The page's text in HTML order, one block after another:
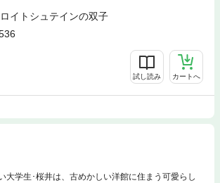
イトシュテインの双子
試し読み カートへ
大学生･桜井は、古めかしい洋館に住まう可愛らし